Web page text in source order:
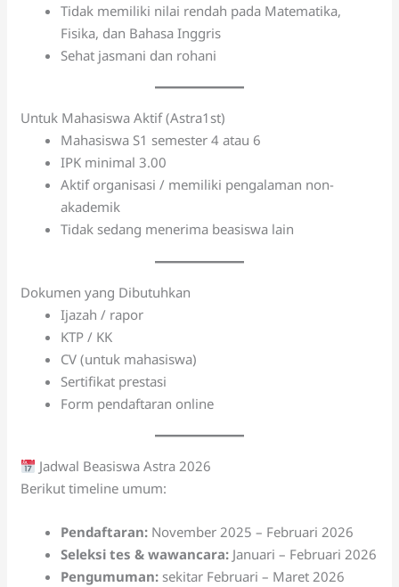
Tidak memiliki nilai rendah pada Matematika,
Fisika, dan Bahasa Inggris
Sehat jasmani dan rohani
Untuk Mahasiswa Aktif (Astra1st)
Mahasiswa S1 semester 4 atau 6
IPK minimal 3.00
Aktif organisasi / memiliki pengalaman non-
akademik
Tidak sedang menerima beasiswa lain
Dokumen yang Dibutuhkan
Ijazah / rapor
KTP / KK
CV (untuk mahasiswa)
Sertifikat prestasi
Form pendaftaran online
Jadwal Beasiswa Astra 2026
Berikut timeline umum:
Pendaftaran: November 2025 – Februari 2026
Seleksi tes & wawancara: Januari – Februari 2026
Pengumuman: sekitar Februari – Maret 2026